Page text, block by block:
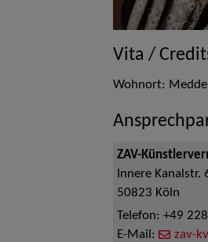
Vita /
Wohnort:
ZAV-
Innere Kanalstr.
50823 Köln
Telefon: +49
E-Mail:
zav-